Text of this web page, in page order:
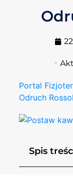
Portal
Odruch
Spis